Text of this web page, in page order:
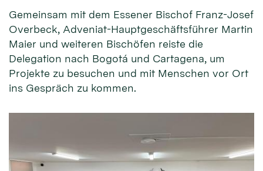
Gemeinsam mit dem Essener Bischof Franz-Josef
Overbeck, Adveniat-Hauptgeschäftsführer Martin
Maier und weiteren Bischöfen reiste die
Delegation nach Bogotá und Cartagena, um
Projekte zu besuchen und mit Menschen vor Ort
ins Gespräch zu kommen.